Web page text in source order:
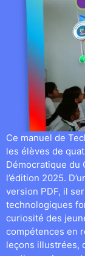
Ce manuel de
les élèves de
Démocratique du
l’édition 2025.
version PDF, il
technologiques
curiosité des
compétences en
leçons illustrées,